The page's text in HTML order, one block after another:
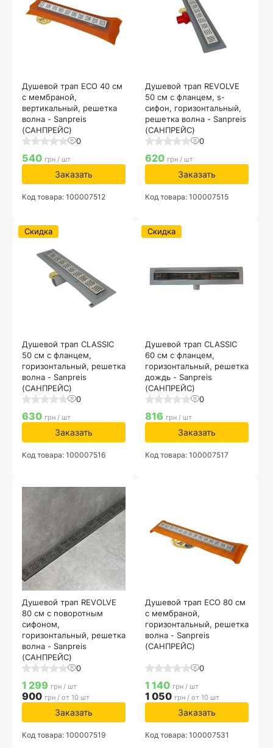
Душевой трап ECO 40 см
с мембраной,
вертикальный, решетка
волна - Sanpreis
(САНПРЕЙС)
0
540 грн / шт
Заказать
Код товара: 100007512
Душевой трап REVOLVE
50 см с фланцем, s-
сифон, горизонтальный,
решетка волна - Sanpreis
(САНПРЕЙС)
0
620 грн / шт
Заказать
Код товара: 100007515
Душевой трап CLASSIC
50 см с фланцем,
горизонтальный, решетка
волна - Sanpreis
(САНПРЕЙС)
0
Скидка
630 грн / шт
Заказать
Код товара: 100007516
Душевой трап CLASSIC
60 см с фланцем,
горизонтальный, решетка
дождь - Sanpreis
(САНПРЕЙС)
0
Скидка
816 грн / шт
Заказать
Код товара: 100007517
Душевой трап REVOLVE
80 см с поворотным
сифоном,
горизонтальный, решетка
волна - Sanpreis
(САНПРЕЙС)
0
1 299 грн / шт
900 грн / от 10 шт
Заказать
Код товара: 100007519
Душевой трап ECO 80 см
с мембраной,
горизонтальный, решетка
волна - Sanpreis
(САНПРЕЙС)
0
1 140 грн / шт
1 050 грн / от 10 шт
Заказать
Код товара: 100007531